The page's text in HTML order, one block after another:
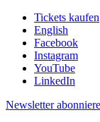
Tickets kaufen
English
Facebook
Instagram
YouTube
LinkedIn
Newsletter